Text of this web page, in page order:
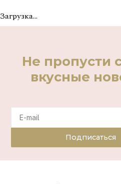
Загрузка...
Не пропусти
вкусные
Подписаться